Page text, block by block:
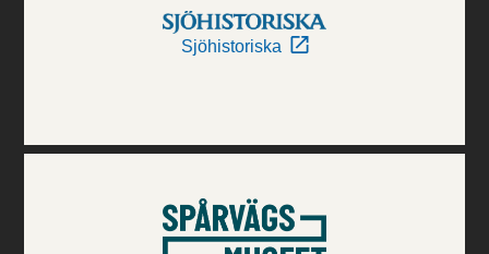
Sjöhistoriska